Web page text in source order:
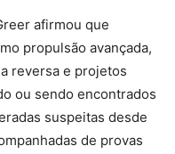
afirmou que
propulsão avançada,
reversa e projetos
ou sendo encontrados
suspeitas desde
de provas